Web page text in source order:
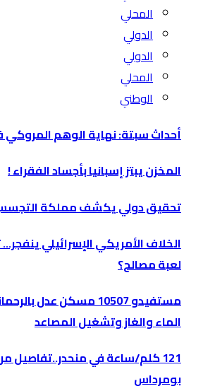
المحلي
الدولي
الدولي
المحلي
الوطني
أحداث سبتة: نهاية الوهم المروكي
المخزن يبتز إسبانيا بأجساد الفقراء !
تحقيق دولي يكشف مملكة
الخلاف الأمريكي الإسرائيلي
لعبة مصالح؟
مستفيدو 10507 مسكن عدل
الماء والغاز وتشغيل المصاعد
121 كلم/ساعة في منحدر..تفاصيل
بومرداس